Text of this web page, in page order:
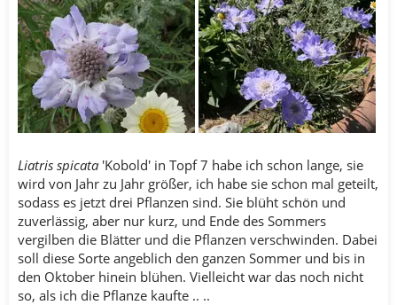
Liatris spicata 'Kobold' in Topf 7 habe ich schon lange, sie
wird von Jahr zu Jahr größer, ich habe sie schon mal geteilt,
sodass es jetzt drei Pflanzen sind. Sie blüht schön und
zuverlässig, aber nur kurz, und Ende des Sommers
vergilben die Blätter und die Pflanzen verschwinden. Dabei
soll diese Sorte angeblich den ganzen Sommer und bis in
den Oktober hinein blühen. Vielleicht war das noch nicht
so, als ich die Pflanze kaufte .. ..